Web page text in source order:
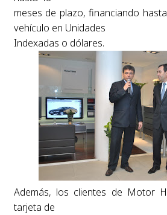
meses de plazo, financiando
vehículo en Unidades
Indexadas o dólares.
Además, los clientes de Motor
tarjeta de